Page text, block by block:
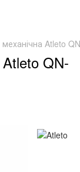
механічна Atleto
QN-